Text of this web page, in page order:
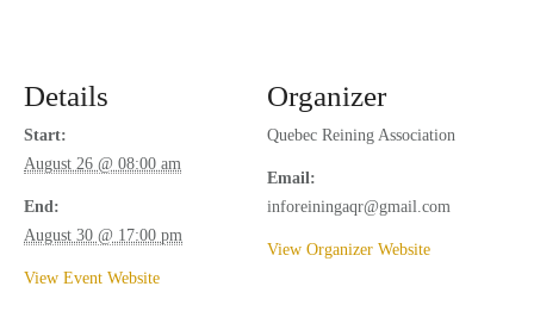
CAMPING
FACILITIES
CONTACT
Details
Start:
August 26 @ 08:00 am
End:
August 30 @ 17:00 pm
View Event Website
Organizer
Quebec Reining Association
Email:
inforeiningaqr@gmail.com
View Organizer Website